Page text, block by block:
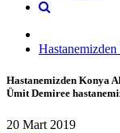
Hastanemizden Konya
Ümit Demiree
20 Mart 2019